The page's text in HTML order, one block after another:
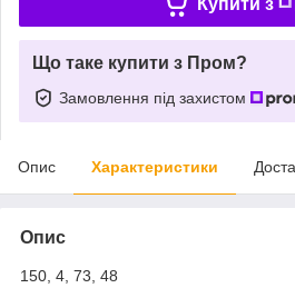
Що таке купити з Пром?
Замовлення під захистом
Опис Характеристики
Опис
150, 4, 73, 48